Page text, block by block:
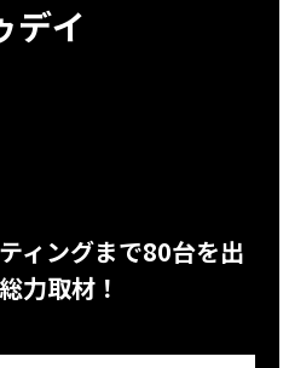
デイ
ィングまで80台を出
力取材！